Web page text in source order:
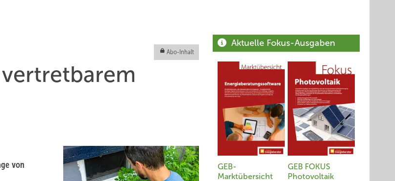
Abo-Inhalt
von
Aktuelle Fokus-Ausgaben
GEB-
Marktübersicht
GEB FOKUS
Photovoltaik